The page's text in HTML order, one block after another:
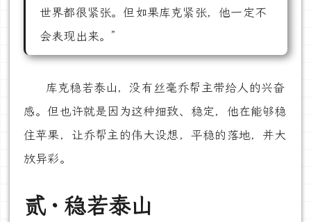
世界都很紧张。但如果库克紧张，他一定不
会表现出来。”
库克稳若泰山，没有丝毫乔帮主带给人的兴奋
感。但也许就是因为这种细致、稳定，他在能够稳
住苹果，让乔帮主的伟大设想，平稳的落地，并大
放异彩。
贰 · 稳若泰山